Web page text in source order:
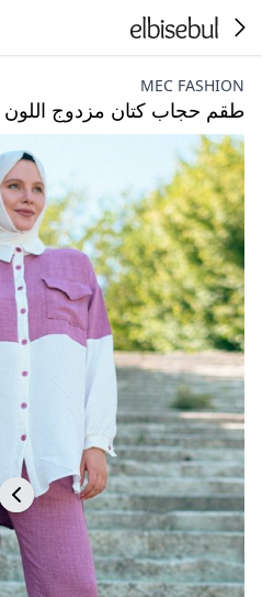
MEC FASHION
طقم حجاب كتان مزدوج اللون